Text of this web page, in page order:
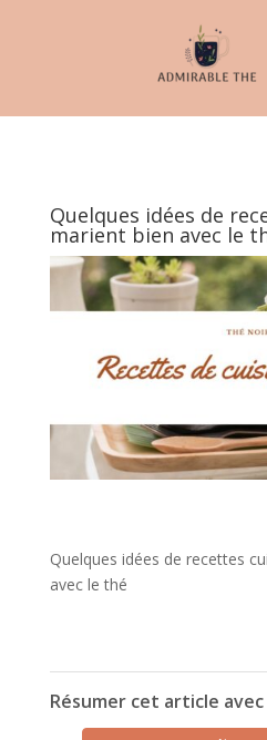
Quelques idées de
marient bien avec le
Quelques idées de recettes
avec le thé
Résumer cet article avec